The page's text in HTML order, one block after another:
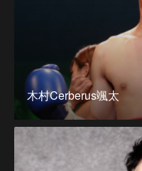
木村Cerberus颯太